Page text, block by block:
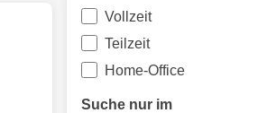
Vollzeit
Teilzeit
Home-Office
Suche nur im